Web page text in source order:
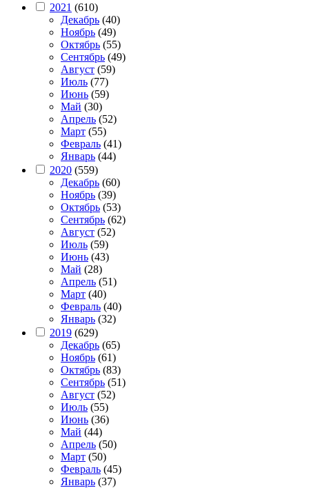
2021 (610)
Декабрь (40)
Ноябрь (49)
Октябрь (55)
Сентябрь (49)
Август (59)
Июль (77)
Июнь (59)
Май (30)
Апрель (52)
Март (55)
Февраль (41)
Январь (44)
2020 (559)
Декабрь (60)
Ноябрь (39)
Октябрь (53)
Сентябрь (62)
Август (52)
Июль (59)
Июнь (43)
Май (28)
Апрель (51)
Март (40)
Февраль (40)
Январь (32)
2019 (629)
Декабрь (65)
Ноябрь (61)
Октябрь (83)
Сентябрь (51)
Август (52)
Июль (55)
Июнь (36)
Май (44)
Апрель (50)
Март (50)
Февраль (45)
Январь (37)